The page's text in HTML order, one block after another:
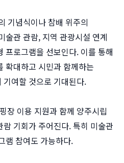
기념식이나 참배 위주의
술관 관람, 지역 관광시설 연계
프로그램을 선보인다. 이를 통해
확대하고 시민과 함께하는
여할 것으로 기대된다.
장 이용 지원과 함께 양주시립
람 기회가 주어진다. 특히 미술관
램 참여도 가능하다.